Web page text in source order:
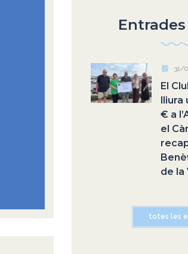
31/
El
lliura
€ a
el
de la
totes les